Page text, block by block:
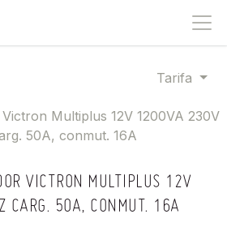
Tarifa
VICTRON MULTIPLUS 12V
50A, CONMUT. 16A